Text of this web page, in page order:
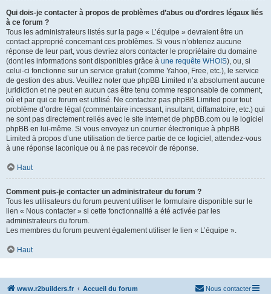
Qui dois-je contacter à propos de problèmes d’abus ou d’ordres légaux liés
à ce forum ?
Tous les administrateurs listés sur la page « L’équipe » devraient être un
contact approprié concernant ces problèmes. Si vous n’obtenez aucune
réponse de leur part, vous devriez alors contacter le propriétaire du domaine
(dont les informations sont disponibles grâce à une requête WHOIS), ou, si
celui-ci fonctionne sur un service gratuit (comme Yahoo, Free, etc.), le service
de gestion des abus. Veuillez noter que phpBB Limited n’a absolument aucune
juridiction et ne peut en aucun cas être tenu comme responsable de comment,
où et par qui ce forum est utilisé. Ne contactez pas phpBB Limited pour tout
problème d’ordre légal (commentaire incessant, insultant, diffamatoire, etc.) qui
ne sont pas directement reliés avec le site internet de phpBB.com ou le logiciel
phpBB en lui-même. Si vous envoyez un courrier électronique à phpBB
Limited à propos d’une utilisation de tierce partie de ce logiciel, attendez-vous
à une réponse laconique ou à ne pas recevoir de réponse.
Haut
Comment puis-je contacter un administrateur du forum ?
Tous les utilisateurs du forum peuvent utiliser le formulaire disponible sur le
lien « Nous contacter » si cette fonctionnalité a été activée par les
administrateurs du forum.
Les membres du forum peuvent également utiliser le lien « L’équipe ».
Haut
www.r2builders.fr Accueil du forum Nous contacter